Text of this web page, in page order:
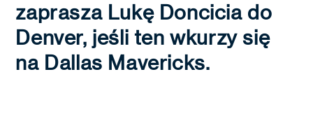
zaprasza Lukę Doncicia do
Denver, jeśli ten wkurzy się
na Dallas Mavericks.